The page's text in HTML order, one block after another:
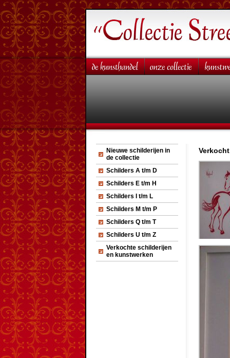
Nieuwe schilderijen in
de collectie
Schilders A t/m D
Schilders E t/m H
Schilders I t/m L
Schilders M t/m P
Schilders Q t/m T
Schilders U t/m Z
Verkochte schilderijen
en kunstwerken